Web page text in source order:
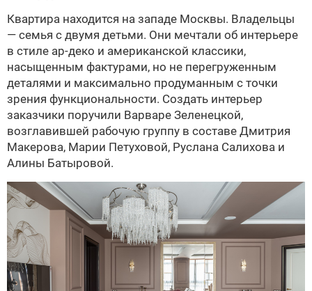
Квартира находится на западе Москвы. Владельцы
— семья с двумя детьми. Они мечтали об интерьере
в стиле ар-деко и американской классики,
насыщенным фактурами, но не перегруженным
деталями и максимально продуманным с точки
зрения функциональности. Создать интерьер
заказчики поручили Варваре Зеленецкой,
возглавившей рабочую группу в составе Дмитрия
Макерова, Марии Петуховой, Руслана Салихова и
Алины Батыровой.